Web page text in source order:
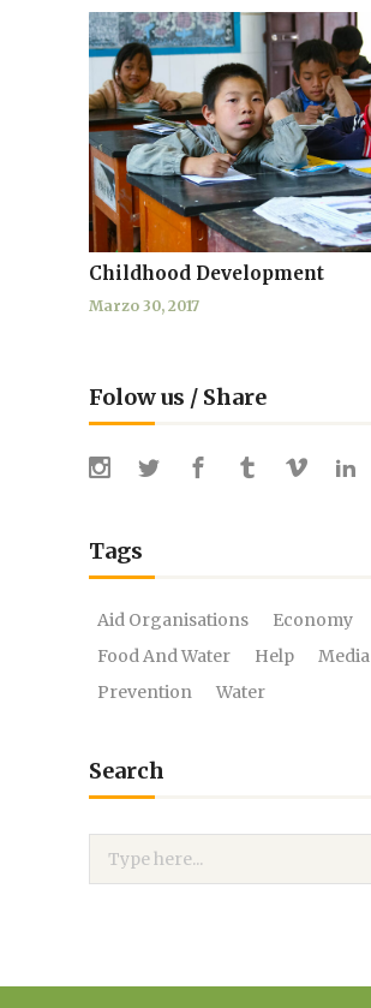
Childhood Development
Marzo 30, 2017
Folow us / Share
Tags
Aid Organisations Economy
Food And Water
Help Media
Prevention
Water
Search